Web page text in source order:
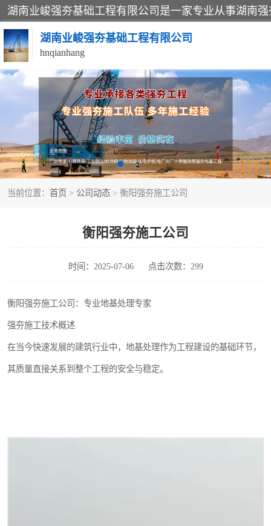
湖南业峻强夯基础工程有限公司
hnqianhang
当前位置： 首页 > 公司动态 > 衡阳强夯施工公司
衡阳强夯施工公司
时间：2025-07-06 点击次数：299
衡阳强夯施工公司：专业地基处理专家
强夯施工技术概述
在当今快速发展的建筑行业中，地基处理作为工程建设的基础环节，
其质量直接关系到整个工程的安全与稳定。
强夯施工案例
强夯施工工程
强夯队伍